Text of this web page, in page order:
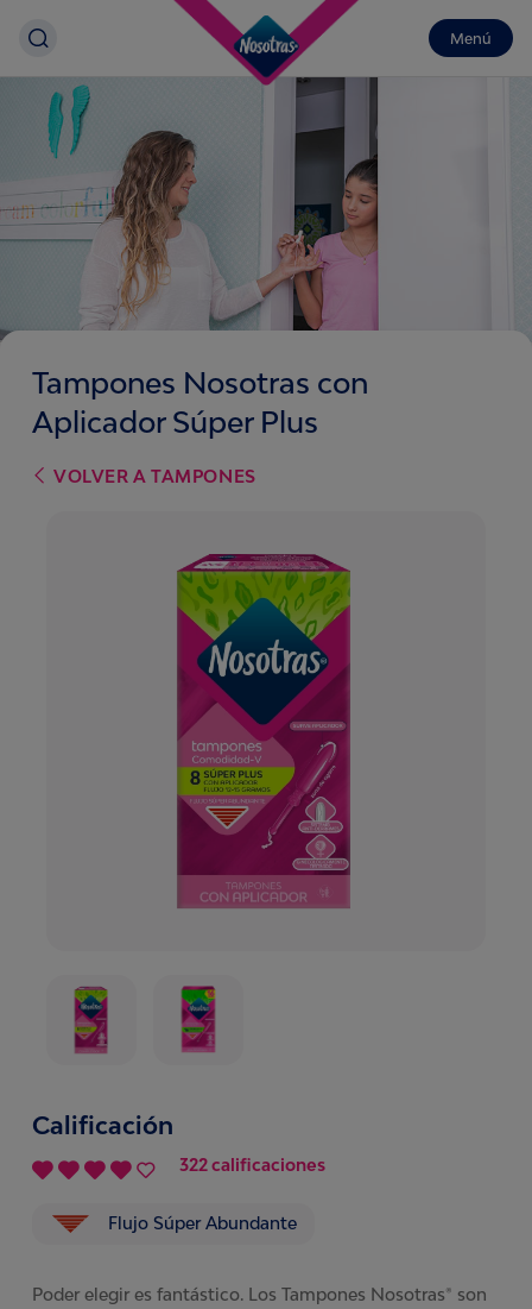
Menú
Tampones Nosotras con
Aplicador Súper Plus
VOLVER ATAMPONES
Calificación
322 calificaciones
Flujo Súper Abundante
Poder elegir es fantástico. Los Tampones Nosotras® son